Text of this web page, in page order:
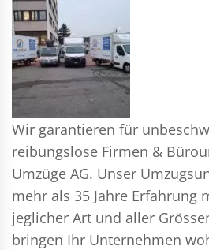
Wir garantieren für
reibungslose Firmen &
Umzüge AG. Unser
mehr als 35 Jahre Erfahrung
jeglicher Art und aller
bringen Ihr Unternehmen